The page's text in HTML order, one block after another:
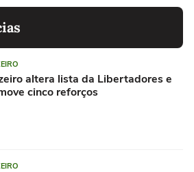
altera lista da Libertadores e
cinco reforços